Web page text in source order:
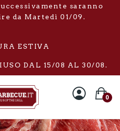
saranno
da Martedì 01/09.
ESTIVA
DAL 15/08 AL 30/08.
0